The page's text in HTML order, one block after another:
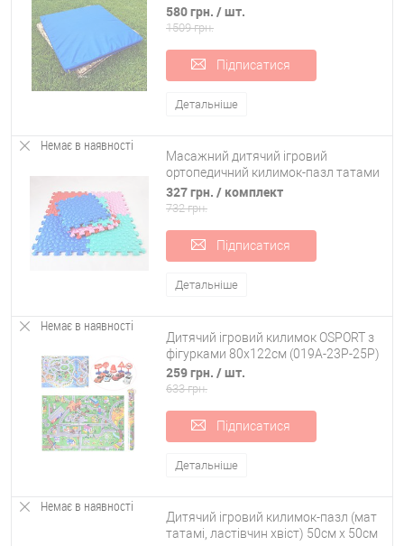
товщина 5см (ob-0003-5)
580 грн. / шт.
1509 грн.
Підписатися
Детальніше
Немає в наявності
Масажний дитячий ігровий
ортопедичний килимок-пазл татами
для ніг, повзання (тепла підлога)
OSPORT 8шт (M 3513)
327 грн. / комплект
732 грн.
Підписатися
Детальніше
Немає в наявності
Дитячий ігровий килимок OSPORT з
фігурками 80х122см (019A-23P-25P)
259 грн. / шт.
633 грн.
Підписатися
Детальніше
Немає в наявності
Дитячий ігровий килимок-пазл (мат
татамі, ластівчин хвіст) 50см х 50см